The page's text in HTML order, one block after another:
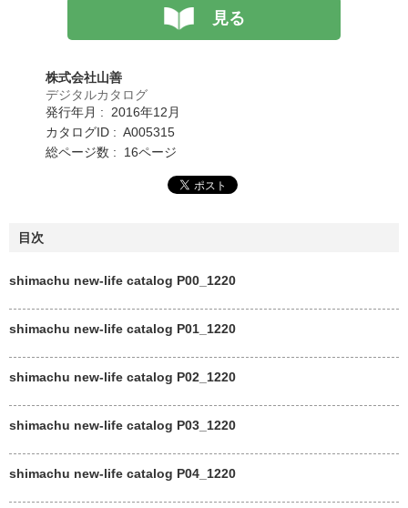
見る
株式会社山善
デジタルカタログ
発行年月 : 2016年12月
カタログID : A005315
総ページ数 : 16ページ
目次
shimachu new-life catalog P00_1220
shimachu new-life catalog P01_1220
shimachu new-life catalog P02_1220
shimachu new-life catalog P03_1220
shimachu new-life catalog P04_1220